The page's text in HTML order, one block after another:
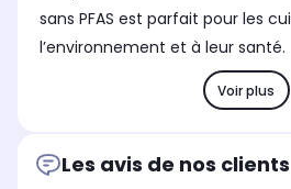
sans PFAS est parfait pour les
l’environnement et à leur santé.
Voir plus
Les avis de nos clients